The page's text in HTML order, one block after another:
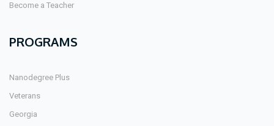
Become a Teacher
PROGRAMS
Nanodegree Plus
Veterans
Georgia